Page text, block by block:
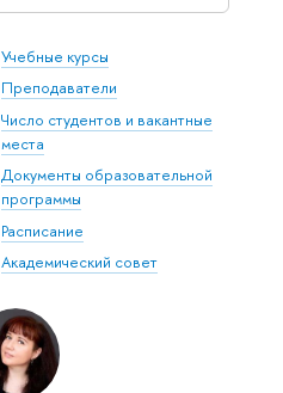
Учебные курсы
Преподаватели
Число студентов и вакантные
места
Документы образовательной
программы
Расписание
Академический совет